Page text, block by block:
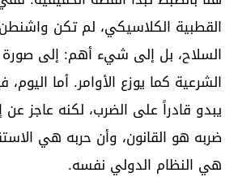
القطبية الكلاسيكي، لم تكن
السلاح، بل إلى شيء أهم: إلى صورة
الشرعية كما يوزع الأوامر. أما اليوم،
يبدو قادراً على الضرب، لكنه عاجز عن
ضربه هو القانون، وأن حربه هي
هي النظام الدولي نفسه.